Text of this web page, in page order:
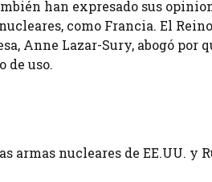
han expresado sus
como Francia. El
Anne Lazar-Sury, abogó por
de uso.
armas nucleares de EE.UU. y